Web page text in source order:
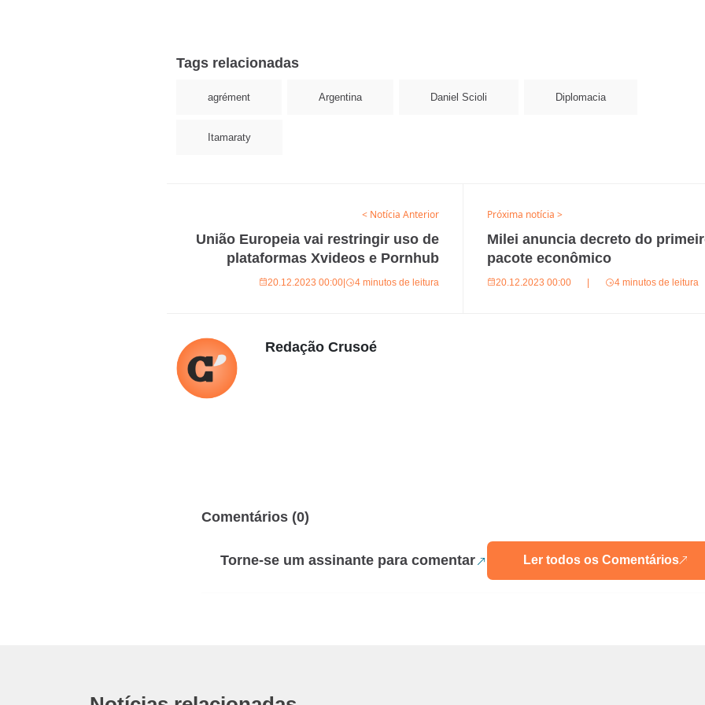
Tags relacionadas
agrément Argentina Daniel Scioli Diplomacia
Itamaraty
< Notícia Anterior
União Europeia vai restringir uso de
plataformas Xvideos e Pornhub
20.12.2023 00:00| 4 minutos de leitura
Próxima notícia >
Milei anuncia decreto do
pacote econômico
20.12.2023 00:00 | 4 minutos de leitura
Redação Crusoé
Comentários (0)
Torne-se um assinante para comentar Ler todos os Comentários